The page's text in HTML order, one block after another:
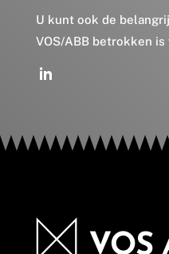
U kunt ook de
VOS/ABB betrokken is